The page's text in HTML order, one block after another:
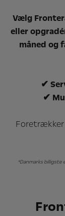
Vælg
eller
måned og
✔
✔
*Danmarks billigste